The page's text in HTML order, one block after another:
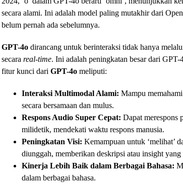
secara alami. Ini adalah model paling mutakhir dari
belum pernah ada sebelumnya.
GPT-4o dirancang untuk berinteraksi tidak hanya
secara real-time. Ini adalah peningkatan besar dari
fitur kunci dari GPT-4o meliputi:
Interaksi Multimodal Alami: Mampu
secara bersamaan dan mulus.
Respons Audio Super Cepat: Dapat merespons
milidetik, mendekati waktu respons manusia.
Peningkatan Visi: Kemampuan untuk ‘melihat’
diunggah, memberikan deskripsi atau insight yang
Kinerja Lebih Baik dalam Berbagai Bahasa:
dalam berbagai bahasa.